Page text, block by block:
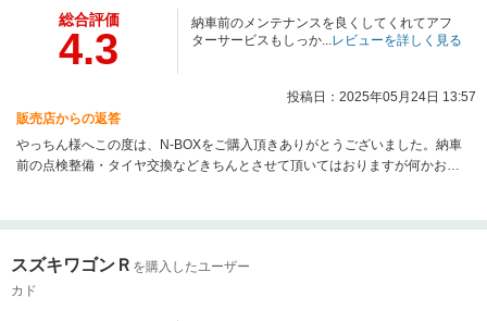
総合評価
4.3
納車前のメンテナンスを良くしてくれてアフ
ターサービスもしっか...レビューを詳しく見る
投稿日：2025年05月24日 13:57
販売店からの返答
やっちん様へこの度は、N-BOXをご購入頂きありがとうございました。納車
前の点検整備・タイヤ交換などきちんとさせて頂いてはおりますが何かお気
スズキワゴンＲ を購入したユーザー
カド